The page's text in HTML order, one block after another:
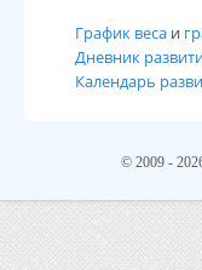
График веса и
Дневник
Календарь
© 2009 -